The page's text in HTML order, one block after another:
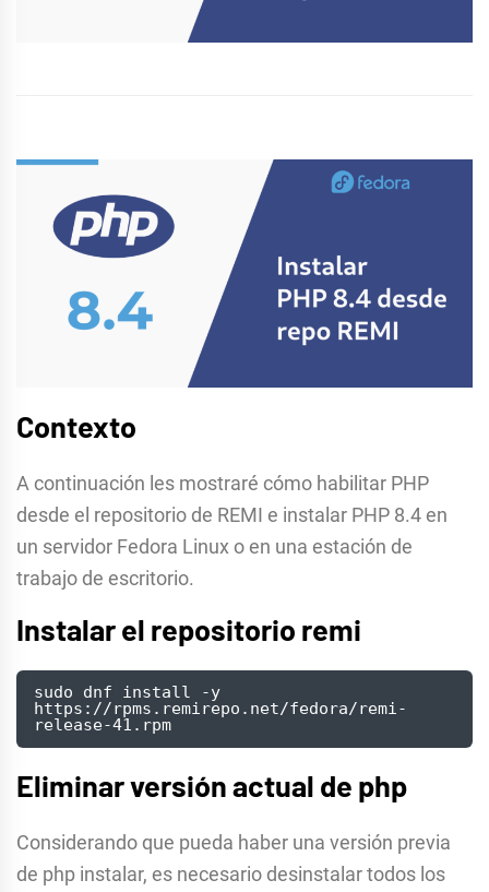
Contexto
A continuación les mostraré cómo habilitar PHP
desde el repositorio de REMI e instalar PHP 8.4 en
un servidor Fedora Linux o en una estación de
trabajo de escritorio.
Instalar el repositorio remi
sudo dnf install -y
https://rpms.remirepo.net/fedora/remi-
release-41.rpm
Eliminar versión actual de php
Considerando que pueda haber una versión previa
de php instalar, es necesario desinstalar todos los